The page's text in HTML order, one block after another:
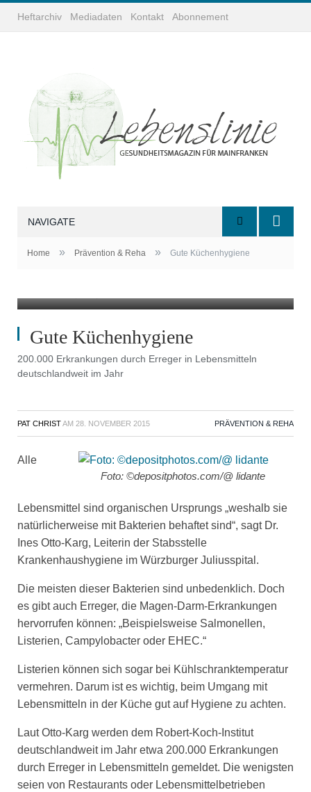
Heftarchiv Mediadaten Kontakt Abonnement
NAVIGATE
Home » Prävention & Reha » Gute Küchenhygiene
Gute Küchenhygiene
200.000 Erkrankungen durch Erreger in Lebensmitteln
deutschlandweit im Jahr
PAT CHRISTAM 28. NOVEMBER 2015 PRÄVENTION & REHA
Foto: ©depositphotos.com/@ lidante
Alle
Lebensmittel sind organischen Ursprungs „weshalb sie
natürlicherweise mit Bakterien behaftet sind“, sagt Dr.
Ines Otto-Karg, Leiterin der Stabsstelle
Krankenhaushygiene im Würzburger Juliusspital.
Die meisten dieser Bakterien sind unbedenklich. Doch
es gibt auch Erreger, die Magen-Darm-Erkrankungen
hervorrufen können: „Beispielsweise Salmonellen,
Listerien, Campylobacter oder EHEC.“
Listerien können sich sogar bei Kühlschranktemperatur
vermehren. Darum ist es wichtig, beim Umgang mit
Lebensmitteln in der Küche gut auf Hygiene zu achten.
Laut Otto-Karg werden dem Robert-Koch-Institut
deutschlandweit im Jahr etwa 200.000 Erkrankungen
durch Erreger in Lebensmitteln gemeldet. Die wenigsten
seien von Restaurants oder Lebensmittelbetrieben